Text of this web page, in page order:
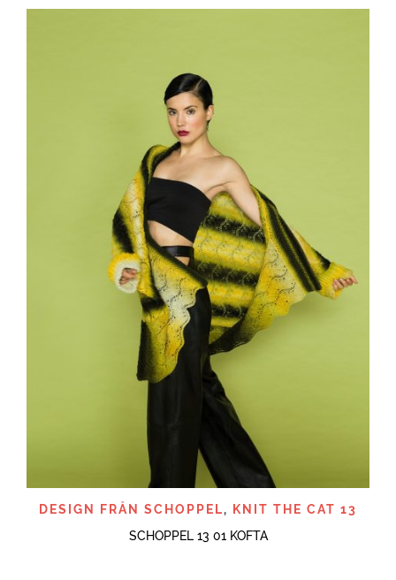
DESIGN FRÅN SCHOPPEL,
KNIT THE CAT 13
SCHOPPEL 13 01 KOFTA